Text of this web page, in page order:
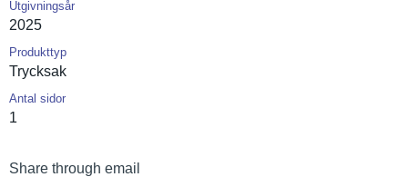
Utgivningsår
2025
Produkttyp
Trycksak
Antal sidor
1
Share through email